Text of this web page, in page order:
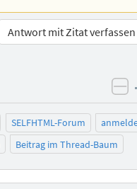
Antwort mit Zitat verfassen
SELFHTML-Forum
Beitrag im Thread-Baum